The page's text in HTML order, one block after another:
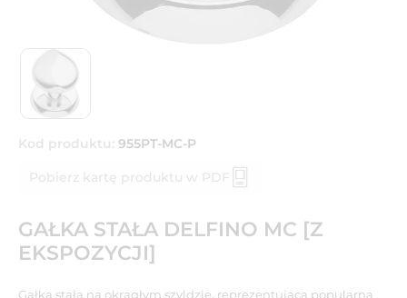
Kod produktu: 955PT-MC-P
Pobierz kartę produktu w PDF
GAŁKA STAŁA DELFINO MC [Z
EKSPOZYCJI]
Gałka stała na okrągłym szyldzie, reprezentująca popularną